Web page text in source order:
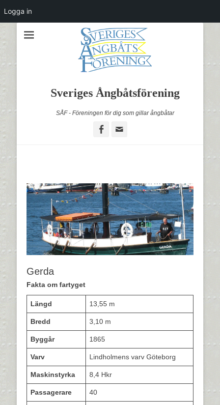
Sveriges Ångbåtsförening
SÅF - Föreningen för dig som gillar ångbåtar
Facebook
Gerda
Fakta om fartyget
Längd 13,55 m
Bredd 3,10 m
Byggår 1865
Varv Lindholmens varv Göteborg
Maskinstyrka 8,4 Hkr
Passagerare 40
Logga in